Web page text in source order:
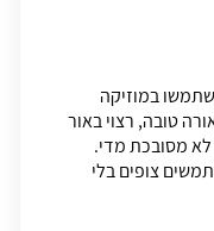
במוזיקה
טובה, רצוי באור
לא מסובכת מדי.
צופים בלי